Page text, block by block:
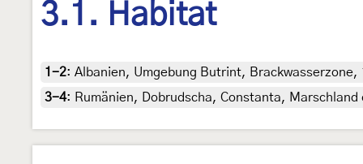
3.1. Habitat
1-2: Albanien, Umgebung Butrint,
3-4: Rumänien, Dobrudscha, Constanta,